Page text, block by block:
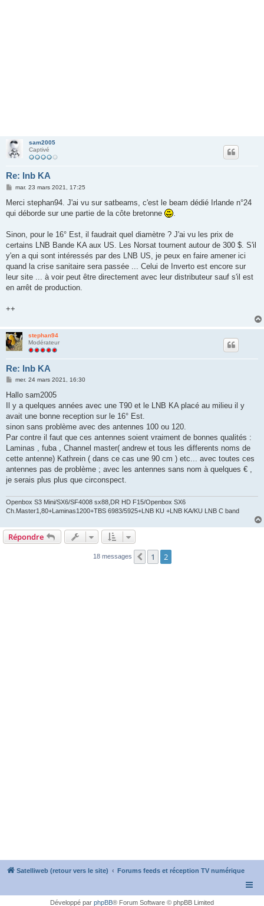
sam2005
Captivé
Re: lnb KA
M
s
a
mar. 23 mars 2021, 17:25
Merci stephan94. J'ai vu sur satbeams, c'est le beam dédié Irlande n°24
qui déborde sur une partie de la côte bretonne
Sinon, pour le 16° Est, il faudrait quel diamètre ? J'ai vu les prix de
certains LNB Bande KA aux US. Les Norsat tournent autour de 300 $. S'il
y'en a qui sont intéressés par des LNB US, je peux en faire amener ici
quand la crise sanitaire sera passée ... Celui de Inverto est encore sur
leur site ... à voir peut être directement avec leur distributeur sauf s'il est
en arrêt de production.
++
stephan94
Modérateur
Re: lnb KA
M
s
a
g
mer. 24 mars 2021, 16:30
Hallo sam2005
Il y a quelques années avec une T90 et le LNB KA placé au milieu il y
avait une bonne reception sur le 16° Est.
sinon sans problème avec des antennes 100 ou 120.
Par contre il faut que ces antennes soient vraiment de bonnes qualités :
Laminas , fuba , Channel master( andrew et tous les differents noms de
cette antenne) Kathrein ( dans ce cas une 90 cm ) etc... avec toutes ces
antennes pas de problème ; avec les antennes sans nom à quelques € ,
je serais plus plus que circonspect.
Openbox S3 Mini/SX6/SF4008 sx88,DR HD F15/Openbox SX6
Ch.Master1,80+Laminas1200+TBS 6983/5925+LNB KU +LNB KA/KU LNB C band
Répondre
18 messages Précédente
1 2
Satelliweb (retour vers le site) Forums feeds et réception TV numérique
Développé par phpBB® Forum Software © phpBB Limited